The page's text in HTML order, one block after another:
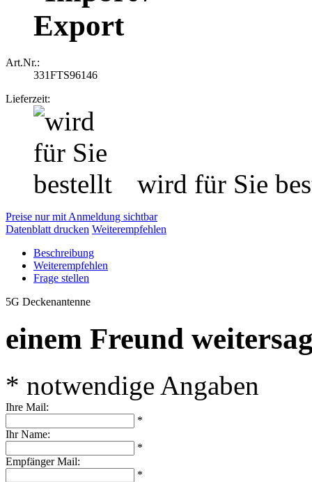
Art.Nr.:
331FTS96146
Lieferzeit:
wird für Sie
Preise nur mit Anmeldung sichtbar
Datenblatt drucken Weiterempfehlen
Beschreibung
Weiterempfehlen
Frage stellen
5G Deckenantenne
einem Freund
* notwendige Angaben
Ihre Mail:
*
Ihr Name:
*
Empfänger Mail:
*